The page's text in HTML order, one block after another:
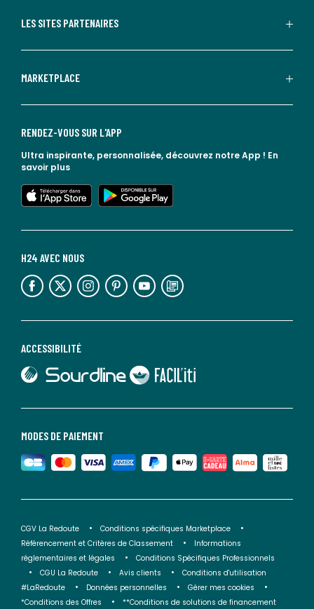
LES SITES PARTENAIRES
MARKETPLACE
MODES DE PAIEMENT
ACCESSIBILITÉ
lien vers Sourdline
lien vers Faciliti
H24 AVEC NOUS
lien vers l'espace réseaux sociaux lien vers l'espace réseaux sociaux lien vers l'espace réseaux sociaux lien vers l'espace réseaux sociaux lien vers l'espace réseaux sociaux lien vers le blog la redoute
RENDEZ-VOUS SUR L'APP
Ultra inspirante, personnalisée, découvrez notre App ! En
savoir plus
lien vers l'app store
lien vers google play
CGV La Redoute
Conditions spécifiques Marketplace
Référencement et Critères de Classement
Informations
réglementaires et légales
Conditions Spécifiques Professionnels
CGU La Redoute
Avis clients
Conditions d'utilisation
#LaRedoute
Données personnelles
Gérer mes cookies
*Conditions des Offres
**Conditions de solutions de financement